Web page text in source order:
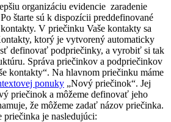
organizáciu evidencie zaradenie
štarte sú k dispozícii preddefinované
V priečinku Vaše kontakty sa
ktorý je vytvorený automaticky
definovať podpriečinky, a vyrobiť si tak
Správa priečinkov a podpriečinkov
kontakty“. Na hlavnom priečinku máme
ponuky „Nový priečinok“. Jej
priečinok a môžeme definovať jeho
že môžeme zadať názov priečinka.
priečinka je nasledujúci: